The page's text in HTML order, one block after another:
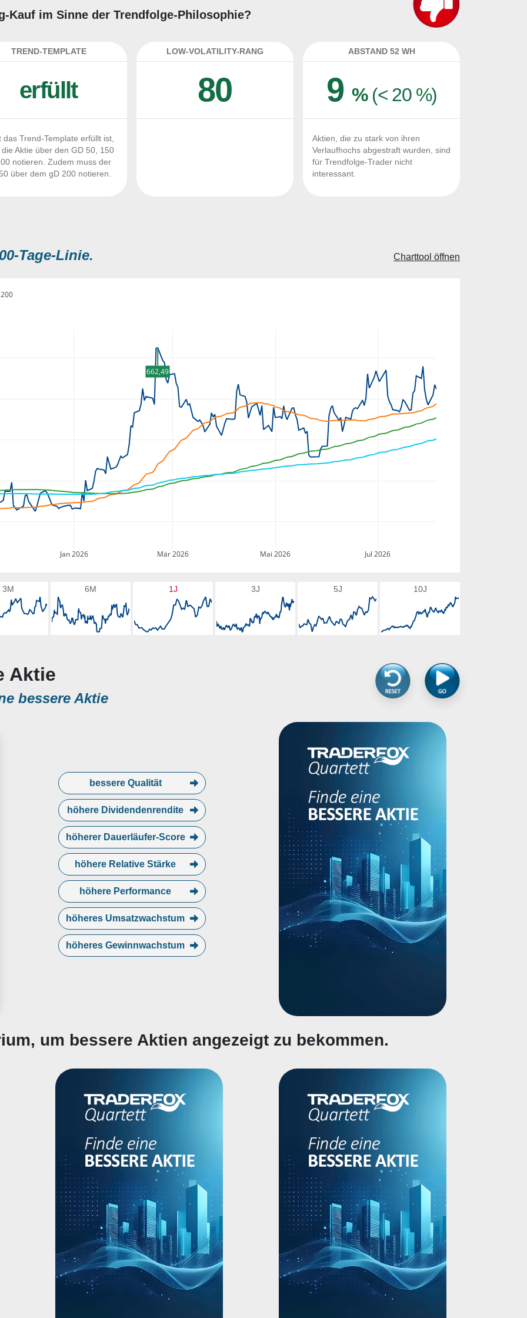
Kauf im Sinne der Trendfolge-Philosophie?
TREND-TEMPLATE
erfüllt
das Trend-Template erfüllt ist,
die Aktie über den GD 50, 150
notieren. Zudem muss der
über dem gD 200 notieren.
LOW-VOLATILITY-RANG
80
ABSTAND 52 WH
9% (< 20 %)
Aktien, die zu stark von ihren
Verlaufhochs abgestraft wurden, sind
für Trendfolge-Trader nicht
interessant.
Tage-Linie. Charttool öffnen
Jan 2026 Mär 2026 Mai 2026 Jul 2026
662,49
3M 6M 1J 3J 5J 10J
Aktie
bessere Aktie
bessere Qualität
höhere Dividendenrendite
höherer Dauerläufer-Score
höhere Relative Stärke
höhere Performance
höheres Umsatzwachstum
höheres Gewinnwachstum
um bessere Aktien angezeigt zu bekommen.